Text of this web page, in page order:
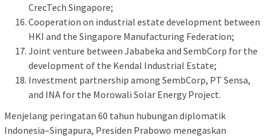
CrecTech Singapore;
Cooperation on industrial estate development between
HKI and the Singapore Manufacturing Federation;
Joint venture between Jababeka and SembCorp for the
development of the Kendal Industrial Estate;
Investment partnership among SembCorp, PT Sensa,
and INA for the Morowali Solar Energy Project.
Menjelang peringatan 60 tahun hubungan diplomatik
Indonesia–Singapura, Presiden Prabowo menegaskan